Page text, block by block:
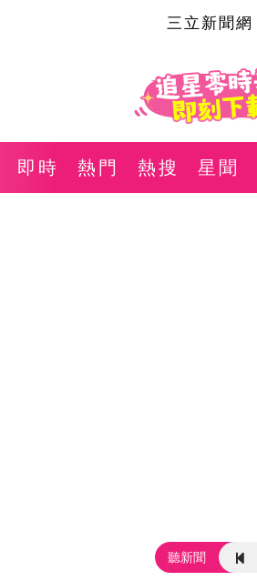
三立新聞網
即時 熱門 熱搜 星聞
聽新聞